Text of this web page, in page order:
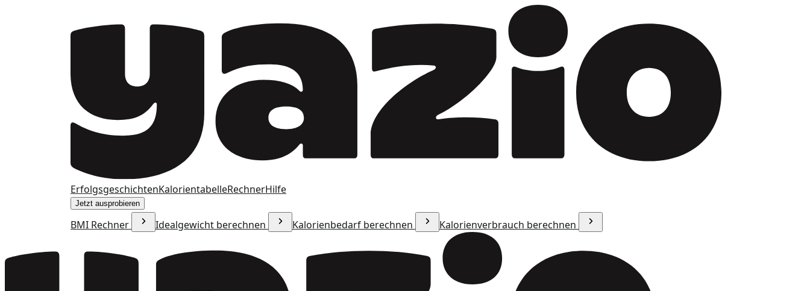
ErfolgsgeschichtenKalorientabelleRechnerHilfe
Jetzt ausprobieren
BMI Rechner Idealgewicht berechnen Kalorienbedarf berechnen Kalorienverbrauch berechnen